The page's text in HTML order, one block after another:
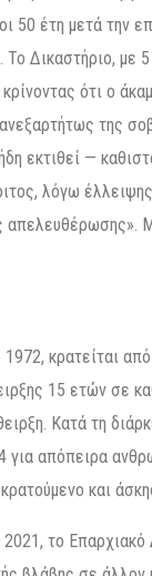
50 έτη μετά την
Δικαστήριο, με
ότι ο
της
εκτιθεί —
λόγω
απελευθέρωσης».
κρατείται
15 ετών σε
Κατά τη
για απόπειρα
και
το Επαρχιακό